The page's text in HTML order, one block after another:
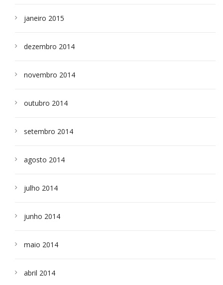
janeiro 2015
dezembro 2014
novembro 2014
outubro 2014
setembro 2014
agosto 2014
julho 2014
junho 2014
maio 2014
abril 2014